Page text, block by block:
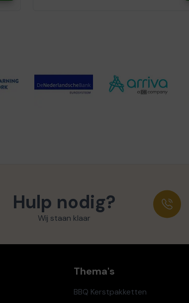
Hulp nodig?
Wij staan klaar
Thema's
BBQ Kerstpakketten